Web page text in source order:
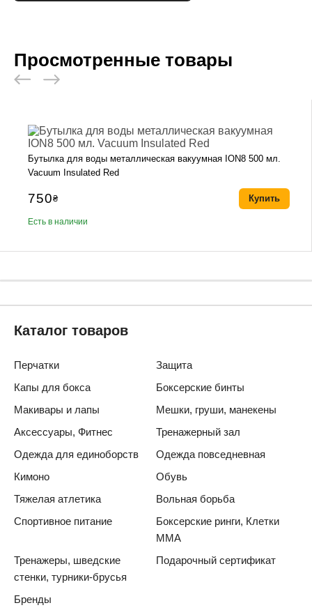
Просмотренные товары
Бутылка для воды металлическая вакуумная ION8 500 мл.
Vacuum Insulated Red
750₴
Есть в наличии
Купить
Каталог товаров
Перчатки
Защита
Капы для бокса
Боксерские бинты
Макивары и лапы
Мешки, груши, манекены
Аксессуары, Фитнес
Тренажерный зал
Одежда для единоборств
Одежда повседневная
Кимоно
Обувь
Тяжелая атлетика
Вольная борьба
Спортивное питание
Боксерские ринги, Клетки
ММА
Тренажеры, шведские
стенки, турники-брусья
Подарочный сертификат
Бренды